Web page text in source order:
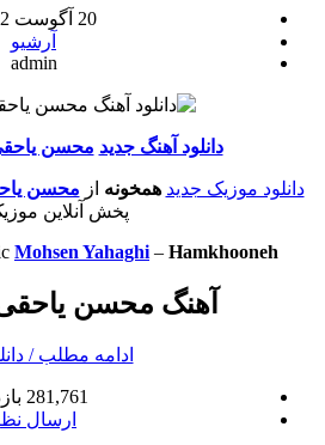
20 آگوست 2022
آرشیو
admin
دانلود آهنگ جديد محسن
دانلود موزیک جديد همخونه از محسن
پخش آنلاين
Mohsen Yahaghi – Hamkhooneh
آهنگ محسن
ادامه مطلب /
281,761 بازدید
ارسال